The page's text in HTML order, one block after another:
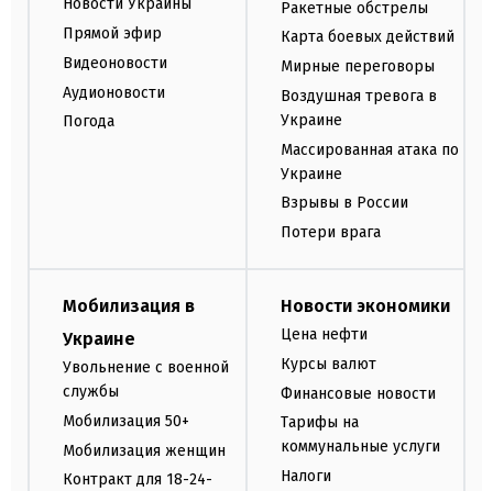
Новости Украины
Прямой эфир
Видеоновости
Аудионовости
Погода
Ракетные обстрелы
Карта боевых действий
Мирные переговоры
Воздушная тревога в
Украине
Массированная атака по
Украине
Взрывы в России
Потери врага
Мобилизация в
Украине
Увольнение с военной
службы
Мобилизация 50+
Мобилизация женщин
Контракт для 18-24-
Новости экономики
Цена нефти
Курсы валют
Финансовые новости
Тарифы на
коммунальные услуги
Налоги